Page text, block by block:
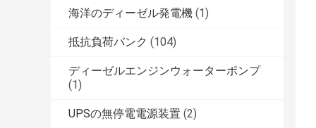
海洋のディーゼル発電機 (1)
抵抗負荷バンク (104)
ディーゼルエンジンウォーターポンプ
(1)
UPSの無停電電源装置 (2)